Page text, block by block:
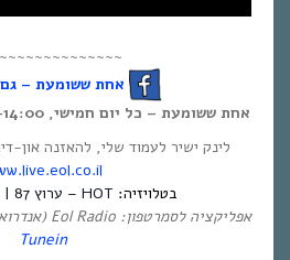
אחת ששומעת – גם
אחת ששומעת – כל יום חמישי, 12:00-14:00,
לינק ישיר לעמוד שלי, להאזנה און-
בטלויזיה: HOT – ערוץ 87 | YES – ערוץ 71
אפליקציה לסמרטפון: Eol Radio (אנדרואיד/אייפון) או באפליקציית
Tunein